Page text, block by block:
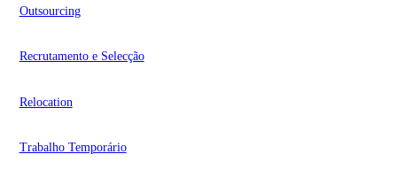
Outsourcing
Recrutamento e Selecção
Relocation
Trabalho Temporário